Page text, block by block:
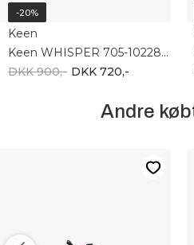
-20%
Keen
Keen WHISPER 705-1022809
DKK 900,- DKK 720,-
Andre